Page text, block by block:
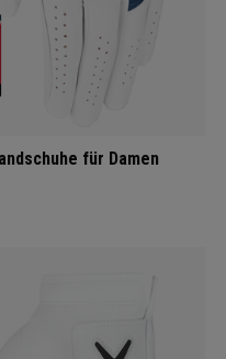
für Damen